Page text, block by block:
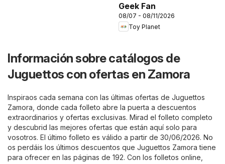
Geek Fan
08/07 - 08/11/2026
Toy Planet
Información sobre catálogos de
Juguettos con ofertas en Zamora
Inspiraos cada semana con las últimas ofertas de Juguettos
Zamora, donde cada folleto abre la puerta a descuentos
extraordinarios y ofertas exclusivas. Mirad el folleto completo
y descubrid las mejores ofertas que están aquí solo para
vosotros. El último folleto es válido a partir de 30/06/2026. No
os perdáis los últimos descuentos que Juguettos Zamora tiene
para ofrecer en las páginas de 192. Con los folletos online,